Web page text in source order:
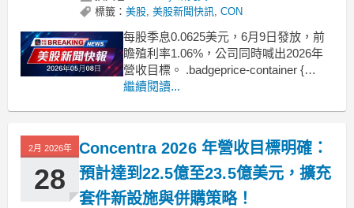
標籤： 美股, 美股新聞快訊, CON
每股季息0.0625美元，6月9日發放，前
瞻殖利率1.06%，公司同時喊出2026年
營收目標。 .badgeprice-container {
display: flex !important;
fle
繼續閱讀...
2月 2026年
28
Concentra 2026 年營收目標明確：
預計達到22.5億至23.5億美元，擴充
套件新設施與併購策略！